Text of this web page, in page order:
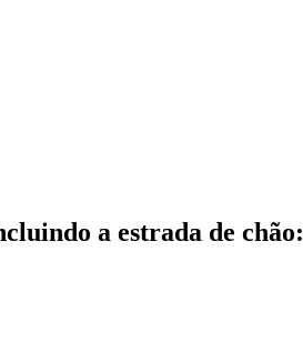
a estrada de chão: